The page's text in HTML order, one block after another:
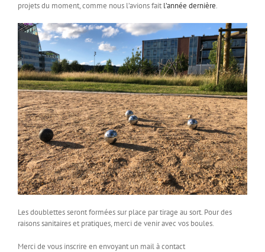
projets du moment, comme nous l’avions fait l’année dernière.
Les doublettes seront formées sur place par tirage au sort. Pour des
raisons sanitaires et pratiques, merci de venir avec vos boules.
Merci de vous inscrire en envoyant un mail à contact